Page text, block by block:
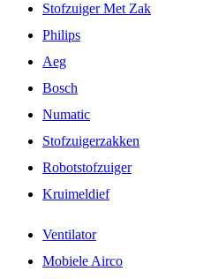
Stofzuiger Met Zak
Philips
Aeg
Bosch
Numatic
Stofzuigerzakken
Robotstofzuiger
Kruimeldief
Ventilator
Mobiele Airco